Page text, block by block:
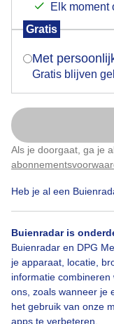
Elk moment
Gratis
Met
Gratis blijven
Als je doorgaat, ga je
Heb je al een
Buienradar is
Buienradar en DPG
je apparaat, locatie,
informatie
ons, zoals wanneer je
het gebruik van onze
apps te verbeteren.
Hoe gaat het
Regen
Bekijk slideshow
Is
Nu
Klik